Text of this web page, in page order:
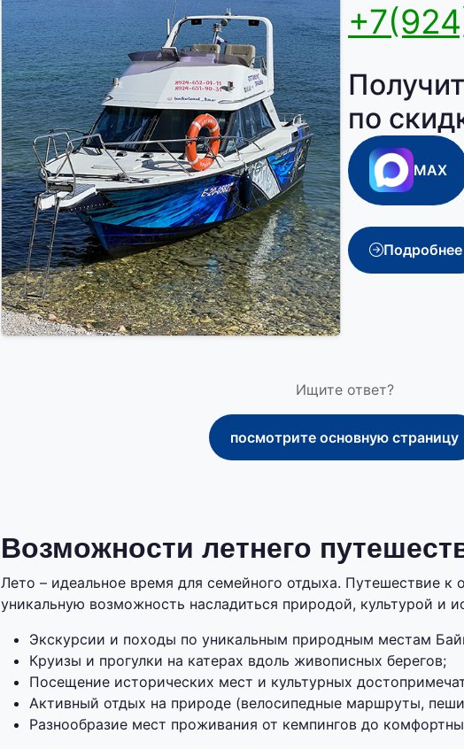
по
MAX
Подробнее
Ищите ответ?
посмотрите основную страницу
Возможности летнего
Лето – идеальное время для семейного отдыха. Путешествие к
уникальную возможность насладиться природой, культурой и
Экскурсии и походы по уникальным природным местам
Круизы и прогулки на катерах вдоль живописных берегов;
Посещение исторических мест и культурных
Активный отдых на природе (велосипедные маршруты,
Разнообразие мест проживания от кемпингов до